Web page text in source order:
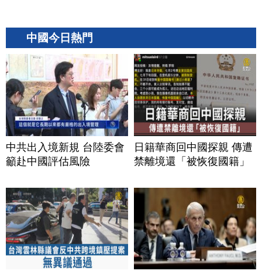
中國今日熱門
中共出入境新規 台陸委會
籲赴中國評估風險
日籍華商回中國探親 傳遭
禁離境還「被恢復國籍」